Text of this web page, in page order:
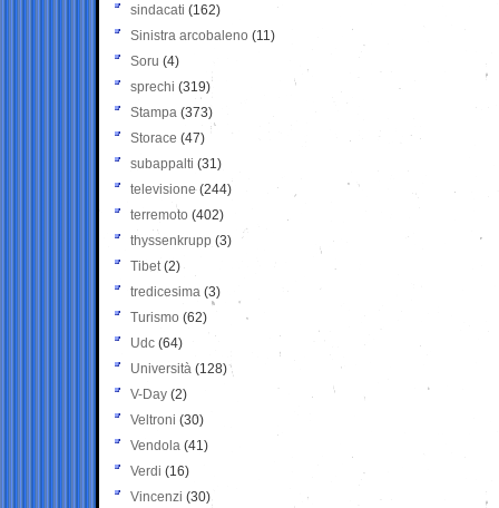
sindacati (162)
Sinistra arcobaleno (11)
Soru (4)
sprechi (319)
Stampa (373)
Storace (47)
subappalti (31)
televisione(244)
terremoto (402)
thyssenkrupp (3)
Tibet(2)
tredicesima (3)
Turismo (62)
Udc (64)
Università (128)
V-Day (2)
Veltroni (30)
Vendola (41)
Verdi (16)
Vincenzi (30)